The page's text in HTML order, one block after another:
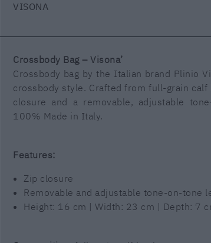
VISONA
Crossbody Bag – Visona’
Crossbody bag by the Italian brand Plinio
crossbody style. Crafted from full-grain calf
closure and a removable, adjustable
100% Made in Italy.
Features:
Zip closure
Removable and adjustable tone-on-tone
Height: 16 cm | Width: 23 cm | Depth: 7